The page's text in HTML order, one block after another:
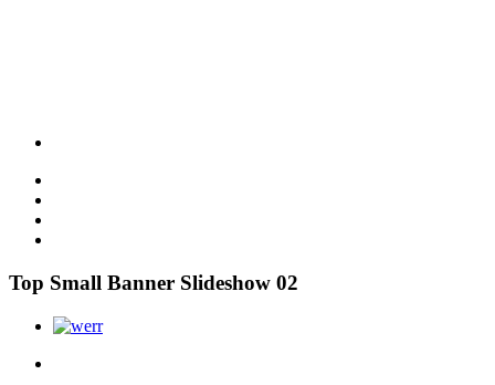
Top Small Banner Slideshow 02